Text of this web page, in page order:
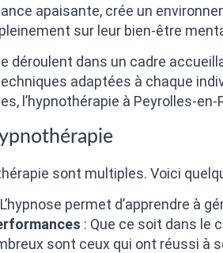
apaisante, crée un
sur leur bien-être
déroulent dans un cadre
adaptées à chaque
l’hypnothérapie à Peyrolles-
sont multiples. Voici
permet d’apprendre à
: Que ce soit dans le
sont ceux qui ont réussi à